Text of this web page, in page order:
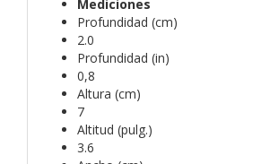
Mediciones
Profundidad (cm)
2.0
Profundidad (in)
0,8
Altura (cm)
7
Altitud (pulg.)
3.6